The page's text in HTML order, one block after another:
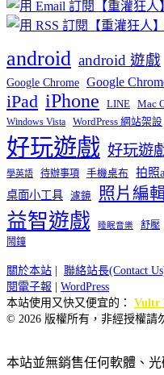
android android 遊戲
Google Chrome Google
iPad iPhone LINE Mac
Windows Vista WordPress 網站架設
好玩遊戲 好玩遊
學英語 待辦事項 手機桌布 拍照
桌面小工具 濾鏡 照片編
益智遊戲 睡眠音樂 舒壓
鬧鐘
關於本站 聯絡站長(Contact
閱電子報
WordPress
本站使用又快又便宜的： Vultr
© 2026 版權所有，非經授權請
本站並無銷售任何軟體、